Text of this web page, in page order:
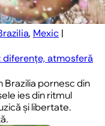
, Mexic |
diferențe, atmosferă
Brazilia pornesc din
ies din ritmul
și libertate.